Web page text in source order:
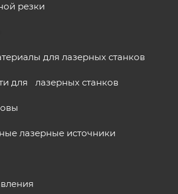
резки
для лазерных станков
для лазерных станков
лазерные источники